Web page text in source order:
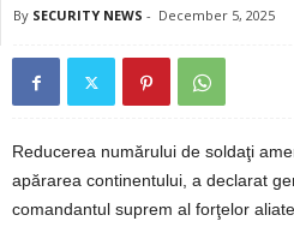
By SECURITY NEWS - December 5, 2025
Reducerea numărului de soldaţi
apărarea continentului, a declarat
comandantul suprem al forţelor